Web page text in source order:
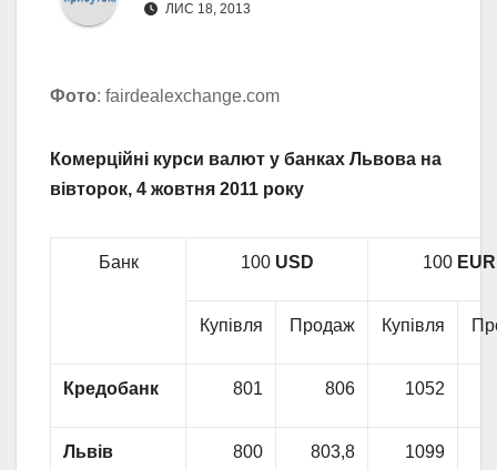
ЛИС 18, 2013
Фото: fairdealexchange.com
Комерційні курси валют у банках Львова на
вівторок, 4 жовтня 2011 року
Банк 100 USD 100 EUR
Купівля Продаж Купівля
Кредобанк 801 806 1052
Львів 800 803,8 1099